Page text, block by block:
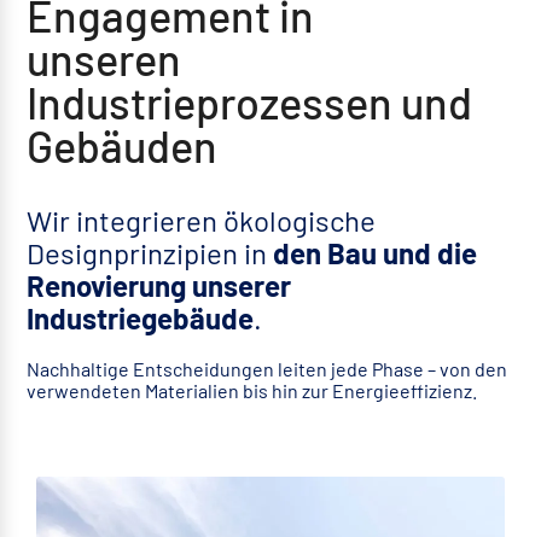
Engagement in
unseren
Industrieprozessen und
Gebäuden
Wir integrieren ökologische
Designprinzipien in den Bau und die
Renovierung unserer
Industriegebäude.
Nachhaltige Entscheidungen leiten jede Phase – von den
verwendeten Materialien bis hin zur Energieeffizienz.